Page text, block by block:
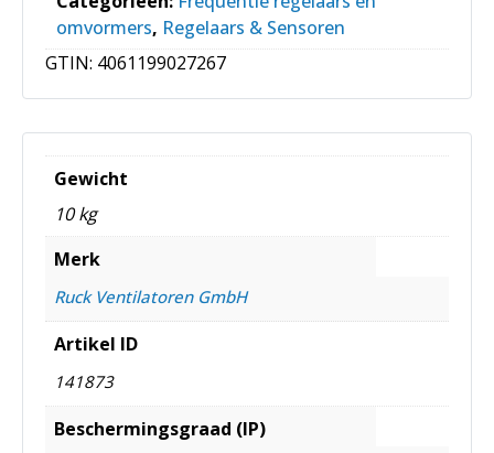
omvormers, Regelaars & Sensoren
GTIN: 4061199027267
Gewicht
10 kg
Merk
Ruck Ventilatoren GmbH
Artikel ID
141873
Beschermingsgraad (IP)